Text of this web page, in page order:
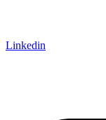
Linkedin